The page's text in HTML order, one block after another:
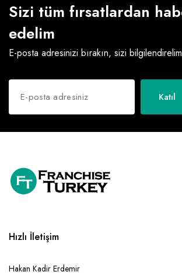
Sizi tüm fırsatlardan
edelim
E-posta adresinizi bırakın, sizi bilgilendirelim
Katıl
Hızlı İletişim
Hakan Kadir Erdemir